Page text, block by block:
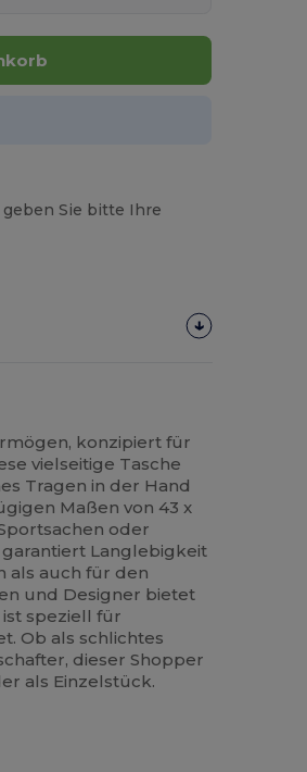
geben Sie bitte Ihre
konzipiert für
vielseitige Tasche
Tragen in der Hand
Maßen von 43 x
oder
Langlebigkeit
als auch für den
und Designer bietet
speziell für
Ob als schlichtes
dieser Shopper
als Einzelstück.